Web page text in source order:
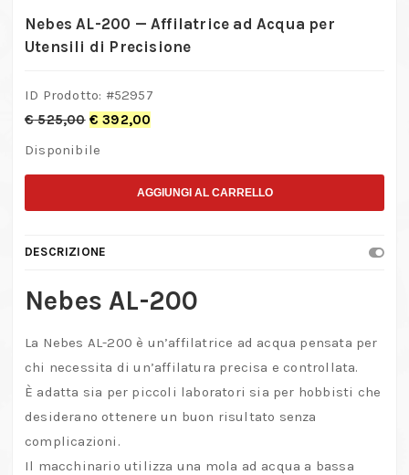
Nebes AL-200 — Affilatrice ad Acqua per
Utensili di Precisione
ID Prodotto: #52957
€525,00 € 392,00
Disponibile
AGGIUNGI AL CARRELLO
DESCRIZIONE
Nebes AL-200
La Nebes AL-200 è un’affilatrice ad acqua pensata per
chi necessita di un’affilatura precisa e controllata.
È adatta sia per piccoli laboratori sia per hobbisti che
desiderano ottenere un buon risultato senza
complicazioni.
Il macchinario utilizza una mola ad acqua a bassa